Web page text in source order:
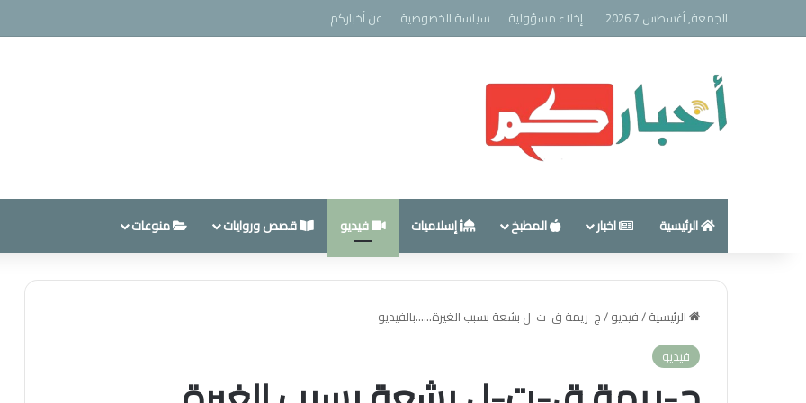
الجمعة, أغسطس 7 2026 إخلاء مسؤولية سياسة الخصوصية عن أخباركم
الرئيسية اخبار المطبخ إسلاميات فيديو قصص وروايات منوعات
الرئيسية/فيديو/ج-ريمة ق-ت-ل بشعة بسبب الغيرة……بالفيديو
فيديو